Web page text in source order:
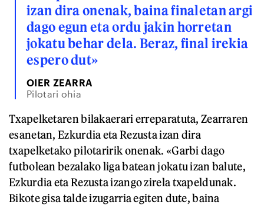
izan dira onenak, baina finaletan argi
dago egun eta ordu jakin horretan
jokatu behar dela. Beraz, final irekia
espero dut»
OIER ZEARRA
Pilotari ohia
Txapelketaren bilakaerari erreparatuta, Zearraren
esanetan, Ezkurdia eta Rezusta izan dira
txapelketako pilotaririk onenak. «Garbi dago
futbolean bezalako liga batean jokatu izan balute,
Ezkurdia eta Rezusta izango zirela txapeldunak.
Bikote gisa talde izugarria egiten dute, baina